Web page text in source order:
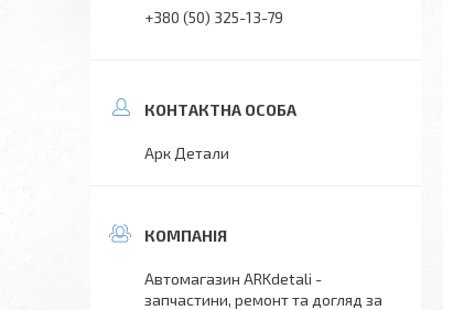
+380 (50) 325-13-79
Арк Детали
Автомагазин ARKdetali -
запчастини, ремонт та догляд за